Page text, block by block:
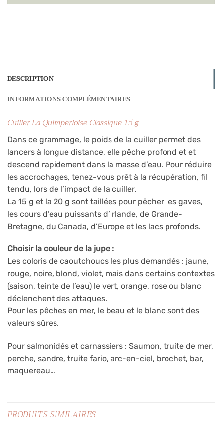
DESCRIPTION
INFORMATIONS COMPLÉMENTAIRES
Cuiller La Quimperloise Classique 15 g
Dans ce grammage, le poids de la cuiller permet des
lancers à longue distance, elle pêche profond et et
descend rapidement dans la masse d’eau. Pour réduire
les accrochages, tenez-vous prêt à la récupération, fil
tendu, lors de l’impact de la cuiller.
La 15 g et la 20 g sont taillées pour pêcher les gaves,
les cours d’eau puissants d’Irlande, de Grande-
Bretagne, du Canada, d’Europe et les lacs profonds.
Choisir la couleur de la jupe :
Les coloris de caoutchoucs les plus demandés : jaune,
rouge, noire, blond, violet, mais dans certains contextes
(saison, teinte de l’eau) le vert, orange, rose ou blanc
déclenchent des attaques.
Pour les pêches en mer, le beau et le blanc sont des
valeurs sûres.
Pour salmonidés et carnassiers : Saumon, truite de mer,
perche, sandre, truite fario, arc-en-ciel, brochet, bar,
maquereau…
PRODUITS SIMILAIRES